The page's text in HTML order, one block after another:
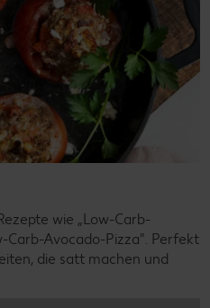
wie „Low-Carb-
Carb-Avocado-Pizza". Perfekt
die satt machen und